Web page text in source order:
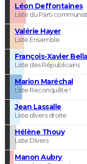
Léon Deffontaines
Liste du Parti
Valérie Hayer
Liste Ensemble
François-Xavier
Liste des Républicains
Marion Maréchal
Liste Reconquête !
Jean Lassalle
Liste divers droite
Hélène Thouy
Liste Divers
Manon Aubry